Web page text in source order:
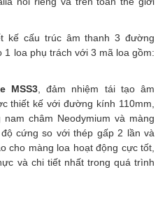
kế cấu trúc âm thanh 3 đường
1 loa phụ trách với 3 mã loa gồm:
MSS3, đảm nhiệm tái tạo âm
thiết kế với đường kính 110mm,
châm Neodymium và màng
cứng so với thép gấp 2 lần và
cho màng loa hoạt động cực tốt,
và chi tiết nhất trong quá trình